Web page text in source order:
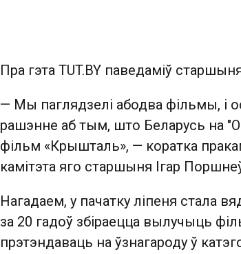
Пра гэта TUT.BY паведаміў
— Мы паглядзелі абодва фільмы, і
рашэнне аб тым, што Беларусь на
фільм «Крышталь», — коратка
камітэта яго старшыня Ігар
Нагадаем, у пачатку ліпеня стала
за 20 гадоў збіраецца вылучыць
прэтэндаваць на ўзнагароду ў